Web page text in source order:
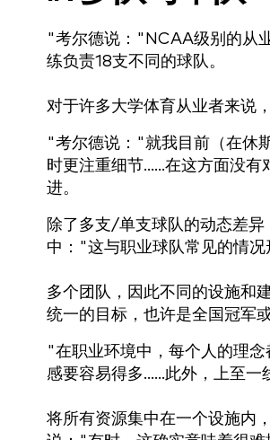
"考尔德说："NCAA级别的从
练负责18支不同的球队。
对于许多大学体育从业者来说
"考尔德说："就我目前（在休
时更注重细节......在这方面没
进。
除了多支/单支球队的动态差
中："这与职业球队常见的情
多个团队，因此不同的设施和
统一的目标，也许是全国冠军
"在职业环境中，每个人的理
感要容易得多......此外，上至
将所有资源集中在一个设施内